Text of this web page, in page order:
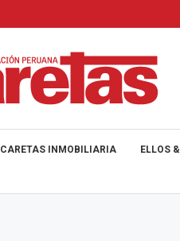
CARETAS INMOBILIARIA ELLOS